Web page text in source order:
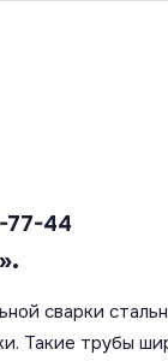
77-44
сварки
Такие трубы